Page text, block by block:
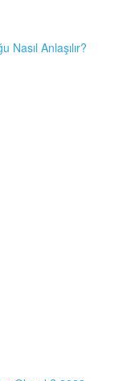
Nasıl Anlaşılır?